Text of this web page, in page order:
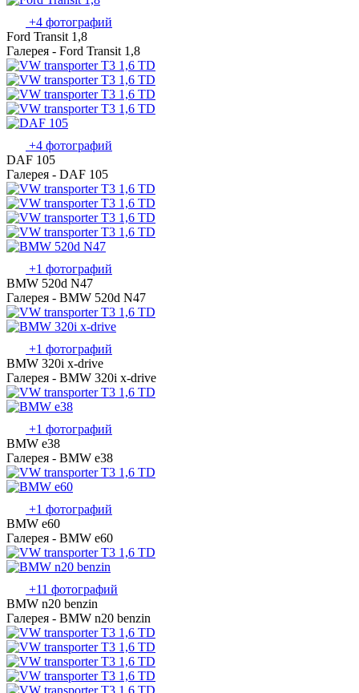
+4 фотографий
Ford Transit 1,8
Галерея - Ford Transit 1,8
+4 фотографий
DAF 105
Галерея - DAF 105
+1 фотографий
BMW 520d N47
Галерея - BMW 520d N47
+1 фотографий
BMW 320i x-drive
Галерея - BMW 320i x-drive
+1 фотографий
BMW e38
Галерея - BMW e38
+1 фотографий
BMW e60
Галерея - BMW e60
+11 фотографий
BMW n20 benzin
Галерея - BMW n20 benzin